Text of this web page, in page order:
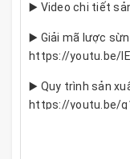
▶️ Video chi tiết
▶️ Giải mã lược
https://youtu.be/
▶️ Quy trình sản
https://youtu.be/